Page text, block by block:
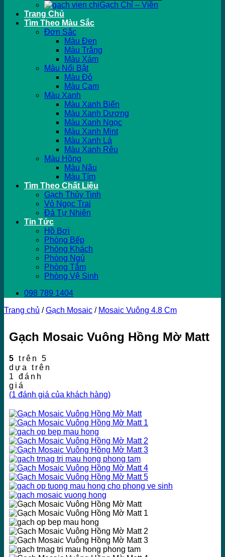
Gạch Chỉ – Viền
Trang Chủ
Tìm Theo Màu Sắc
Đơn Sắc
Màu Đen
Màu Trắng
Màu Xám
Màu Nổi Bật
Màu Đỏ
Màu Cam
Màu Xanh
Màu Xanh Biển
Màu Xanh Dương
Màu Xanh Ngọc
Màu Xanh Mint
Màu Xanh Lá
Màu Xanh Rêu
Màu Hồng
Màu Nâu
Màu Tím
Tìm Theo Chất Liệu
Gạch Thủy Tinh
Vỏ Ngọc Trai
Đá Tự Nhiên
Tin Tức
Hồ Bơi
Phòng Bếp
Phòng Khách
Phòng Ngủ
Phòng Tắm
Phòng Vệ Sinh
098 789 1404
Trang chủ / Gạch Mosaic / Mosaic Vuông 4.8 Cm
Gạch Mosaic Vuông Hồng Mờ Matt
5 trên 5
dựa trên
1
đánh
giá
(1 đánh giá của khách hàng)